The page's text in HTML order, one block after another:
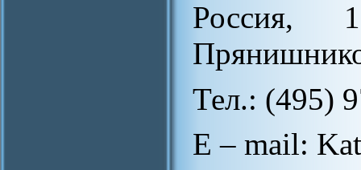
Россия,
Тел.: (495)
E – mail: